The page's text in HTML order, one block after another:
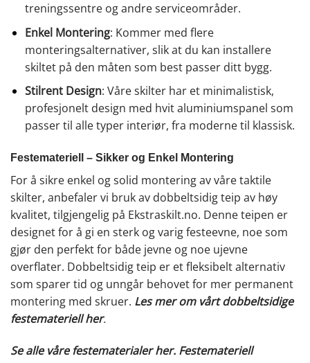
treningssentre og andre serviceområder.
Enkel Montering: Kommer med flere
monteringsalternativer, slik at du kan installere
skiltet på den måten som best passer ditt bygg.
Stilrent Design: Våre skilter har et minimalistisk,
profesjonelt design med hvit aluminiumspanel som
passer til alle typer interiør, fra moderne til klassisk.
Festemateriell – Sikker og Enkel Montering
For å sikre enkel og solid montering av våre taktile
skilter, anbefaler vi bruk av dobbeltsidig teip av høy
kvalitet, tilgjengelig på Ekstraskilt.no. Denne teipen er
designet for å gi en sterk og varig festeevne, noe som
gjør den perfekt for både jevne og noe ujevne
overflater. Dobbeltsidig teip er et fleksibelt alternativ
som sparer tid og unngår behovet for mer permanent
montering med skruer. Les mer om vårt dobbeltsidige
festemateriell her.
Se alle våre festematerialer her. Festemateriell